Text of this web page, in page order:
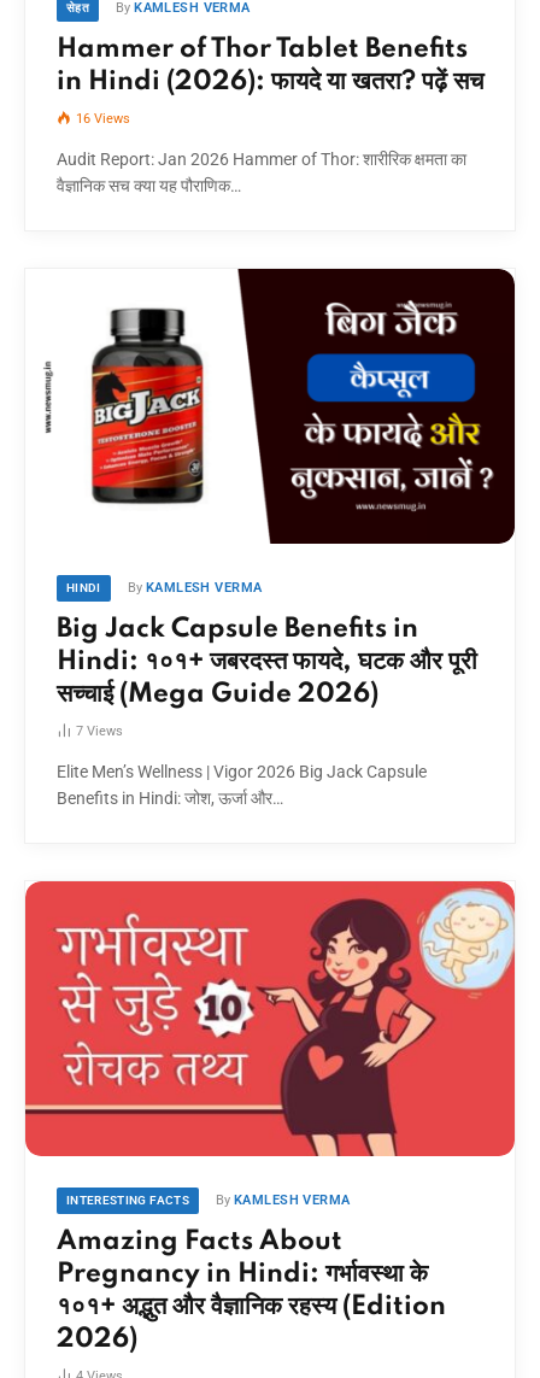
सेहत By KAMLESH VERMA
Hammer of Thor Tablet Benefits
in Hindi (2026): फायदे या खतरा? पढ़ें सच
16 Views
Audit Report: Jan 2026 Hammer of Thor: शारीरिक क्षमता का
वैज्ञानिक सच क्या यह पौराणिक…
HINDI By KAMLESH VERMA
Big Jack Capsule Benefits in
Hindi: १०१+ जबरदस्त फायदे, घटक और पूरी
सच्चाई (Mega Guide 2026)
7 Views
Elite Men’s Wellness | Vigor 2026 Big Jack Capsule
Benefits in Hindi: जोश, ऊर्जा और…
INTERESTING FACTS By KAMLESH VERMA
Amazing Facts About
Pregnancy in Hindi: गर्भावस्था के
१०१+ अद्भुत और वैज्ञानिक रहस्य (Edition
2026)